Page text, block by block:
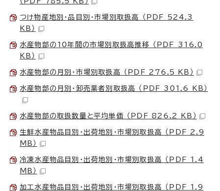
つけ物産地別・品目別・市場別取扱高 （PDF 524.3
KB）
水産物部の10年間の市場別取扱高推移 （PDF 316.0
KB）
水産物部の月別・市場別取扱高 （PDF 276.5 KB）
水産物部の月別・卸売業者別取扱高 （PDF 301.6 KB）
水産物部の取扱数量と平均単価 （PDF 826.2 KB）
生鮮水産物品目別・出荷地別・市場別取扱高 （PDF 2.9
MB）
冷凍水産物品目別・出荷地別・市場別取扱高 （PDF 1.4
MB）
加工水産物品目別・出荷地別・市場別取扱高 （PDF 1.9